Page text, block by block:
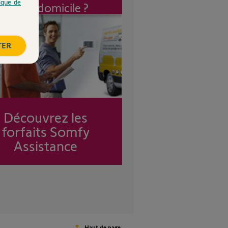
à mon domicile ?
Découvrez les
forfaits Somfy
Assistance